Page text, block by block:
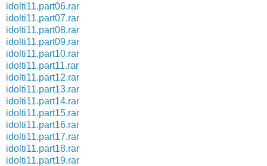
idolti11.part06.rar
idolti11.part07.rar
idolti11.part08.rar
idolti11.part09.rar
idolti11.part10.rar
idolti11.part11.rar
idolti11.part12.rar
idolti11.part13.rar
idolti11.part14.rar
idolti11.part15.rar
idolti11.part16.rar
idolti11.part17.rar
idolti11.part18.rar
idolti11.part19.rar